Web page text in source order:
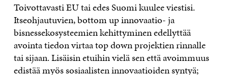
Toivottavasti EU tai edes Suomi kuulee viestisi.
Itseohjautuvien, bottom up innovaatio- ja
bisnessekosysteemien kehittyminen edellyttää
avointa tiedon virtaa top down projektien rinnalle
tai sijaan. Lisäisin etuihin vielä sen että avoimmuus
edistää myös sosiaalisten innovaatioiden syntyä;